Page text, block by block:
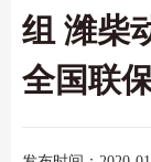
组 潍柴
全国联